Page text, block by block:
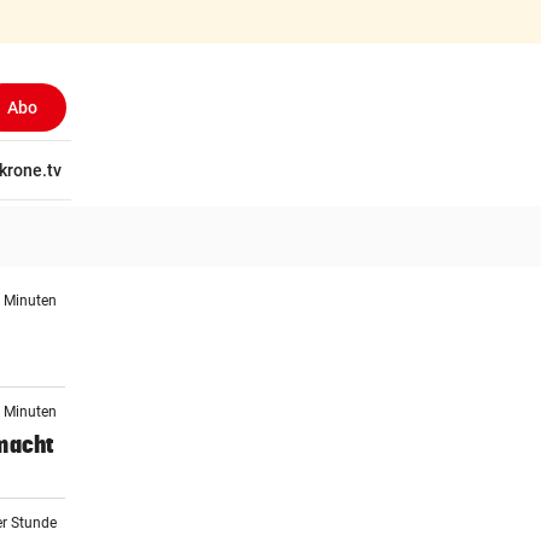
Abo
krone.tv
Minuten
Minuten
Stunde